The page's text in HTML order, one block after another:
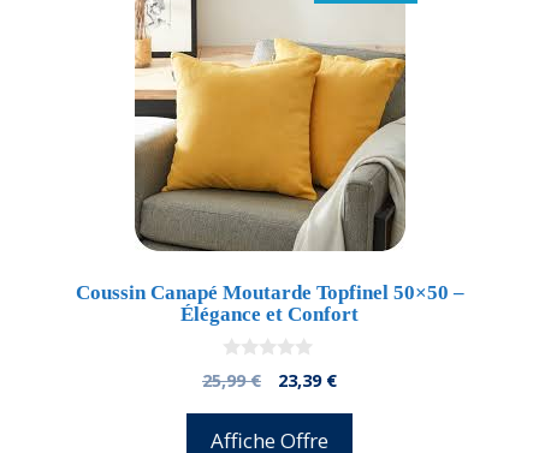
Coussin Canapé Moutarde Topfinel 50×50 –
Élégance et Confort
0
d
25,99€
El
original
23,39 €El
Affiche Offre